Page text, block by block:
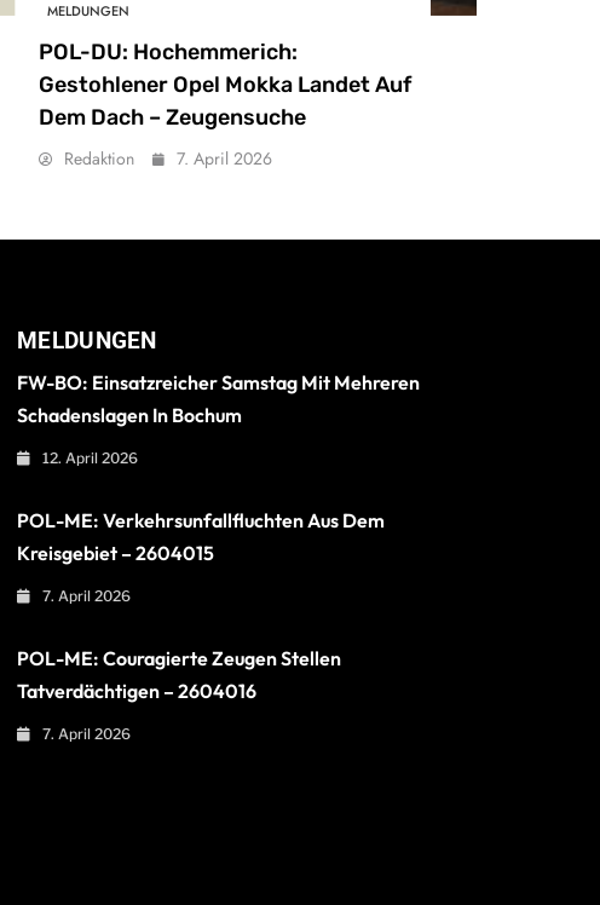
MELDUNGEN
POL-DU: Hochemmerich:
Gestohlener Opel Mokka Landet Auf
Dem Dach – Zeugensuche
Redaktion 7. April 2026
MELDUNGEN
FW-BO: Einsatzreicher Samstag Mit Mehreren
Schadenslagen In Bochum
12. April 2026
POL-ME: Verkehrsunfallfluchten Aus Dem
Kreisgebiet – 2604015
7. April 2026
POL-ME: Couragierte Zeugen Stellen
Tatverdächtigen – 2604016
7. April 2026